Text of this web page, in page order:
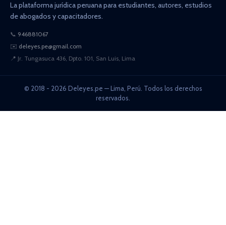
La plataforma jurídica peruana para estudiantes, autores, estudios
de abogados y capacitadores.
📞 946881067
✉️ deleyes.pe@gmail.com
📍 Jr. Tungasuca 436, Dpto. 101, San Luis, Lima
© 2018 - 2026 Deleyes.pe — Lima, Perú. Todos los derechos
reservados.